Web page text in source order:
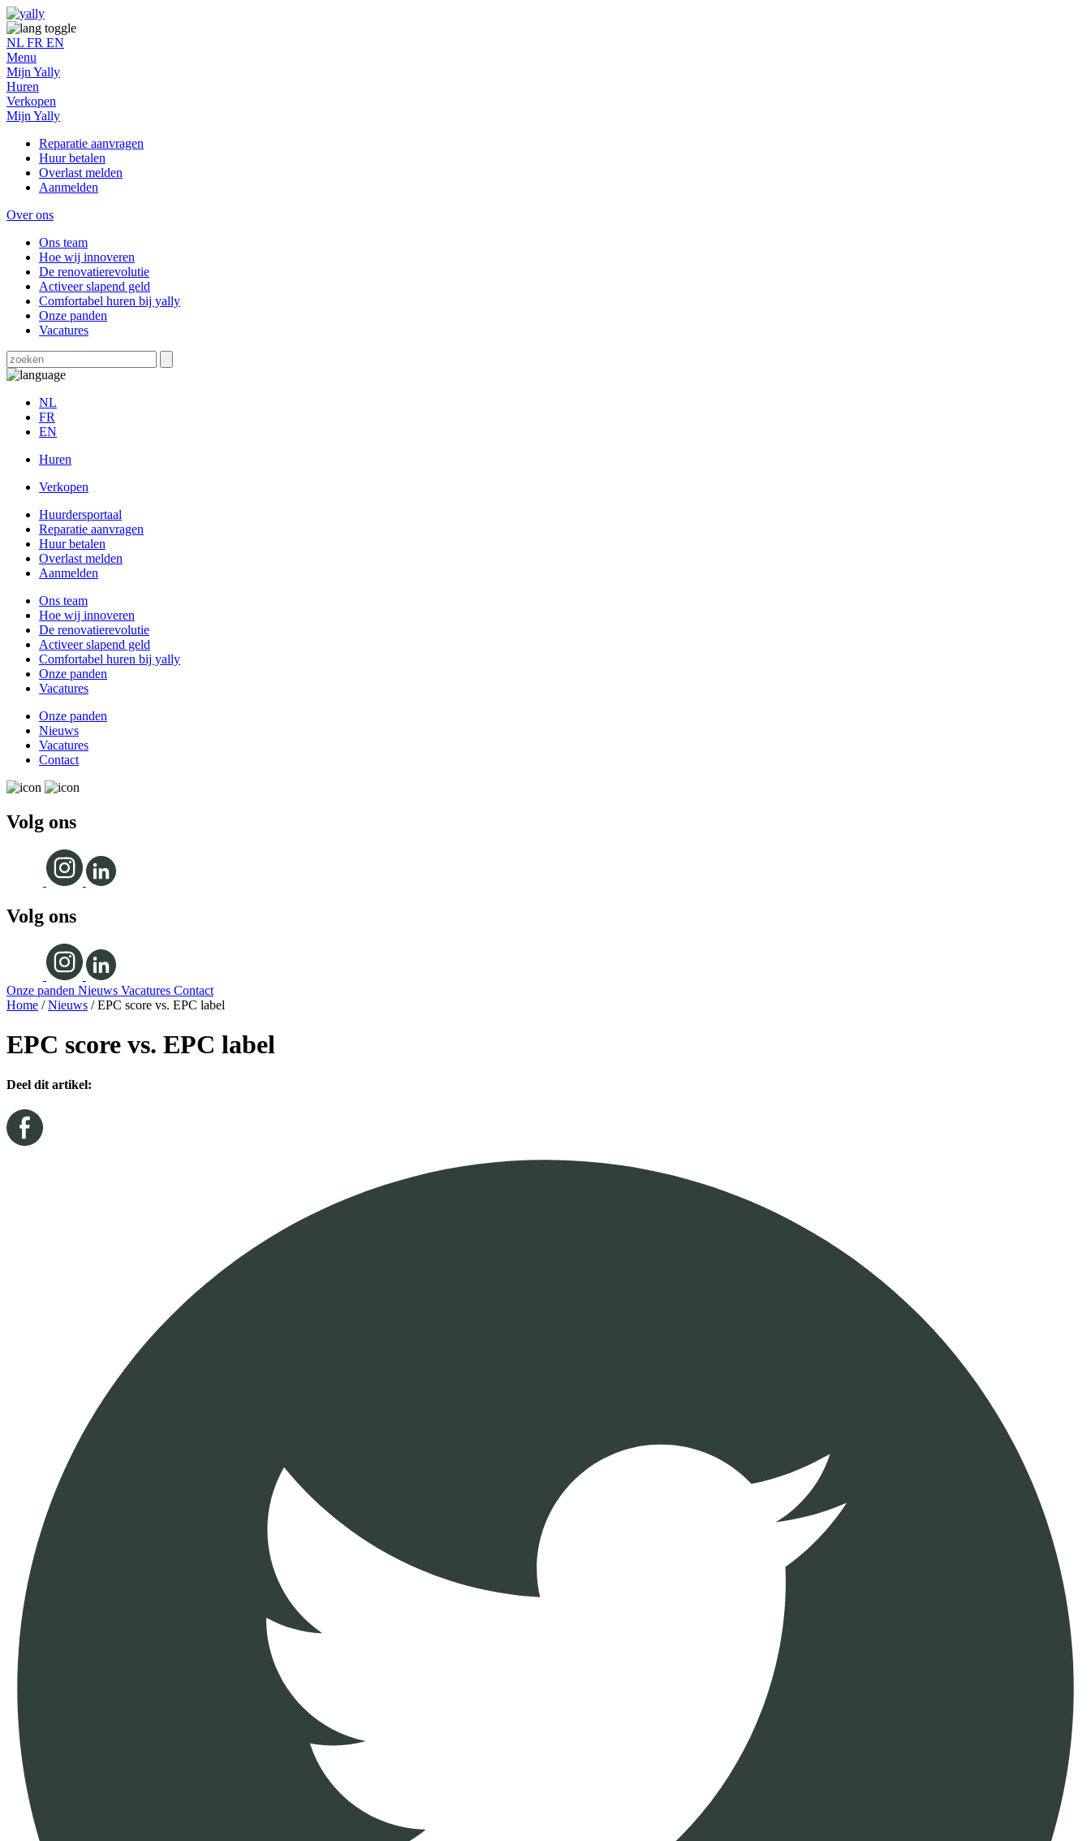
NL FR EN
Menu
Mijn Yally
Huren
Verkopen
Mijn Yally
Reparatie aanvragen
Huur betalen
Overlast melden
Aanmelden
Over ons
Ons team
Hoe wij innoveren
De renovatierevolutie
Activeer slapend geld
Comfortabel huren bij yally
Onze panden
Vacatures
NL
FR
EN
Huren
Verkopen
Huurdersportaal
Reparatie aanvragen
Huur betalen
Overlast melden
Aanmelden
Ons team
Hoe wij innoveren
De renovatierevolutie
Activeer slapend geld
Comfortabel huren bij yally
Onze panden
Vacatures
Onze panden
Nieuws
Vacatures
Contact
Volg ons
Volg ons
Onze panden Nieuws Vacatures Contact
Home /Nieuws /EPC score vs. EPC label
EPC score vs. EPC label
Deel dit artikel: